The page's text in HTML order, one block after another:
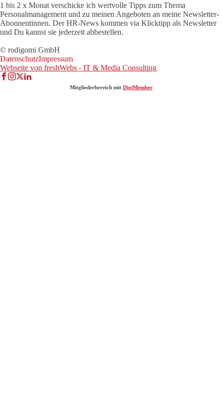
1 bis 2 x Monat verschicke ich wertvolle Tipps zum Thema
Personalmanagement und zu meinen Angeboten an meine Newsletter-
Abonnentinnen. Der HR-News kommen via Klicktipp als Newsletter
und Du kannst sie jederzeit abbestellen.
© rodigomi GmbH
DatenschutzImpressum
Webseite von freshWebs - IT & Media Consulting
Mitgliederbereich mit DigiMember